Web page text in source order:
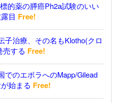
的薬の膵癌Ph2a試験のいい
目 Free!
子治療、その名もKlotho(クロ
売する Free!
でのエボラへのMapp/Gilead
始まる Free!